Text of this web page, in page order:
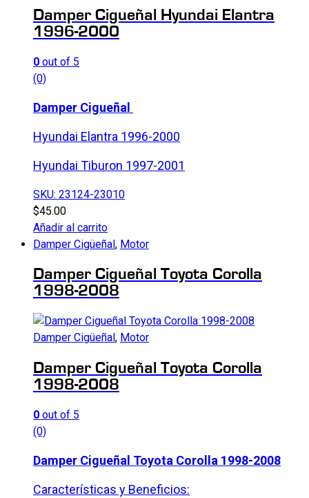
Damper Cigueñal Hyundai Elantra
1996-2000
0 out of 5
(0)
Damper Cigueñal
Hyundai Elantra 1996-2000
Hyundai Tiburon 1997-2001
SKU: 23124-23010
$45.00
Añadir al carrito
Damper Cigüeñal, Motor
Damper Cigueñal Toyota Corolla
1998-2008
Damper Cigüeñal , Motor
Damper Cigueñal Toyota Corolla
1998-2008
0 out of 5
(0)
Damper Cigueñal Toyota Corolla 1998-2008
Características y Beneficios: